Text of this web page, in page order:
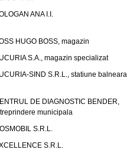
ANA I.I.
HUGO BOSS, magazin
S.A., magazin specializat
SIND S.R.L., statiune balneara
DE DIAGNOSTIC BENDER,
municipala
S.R.L.
S.R.L.